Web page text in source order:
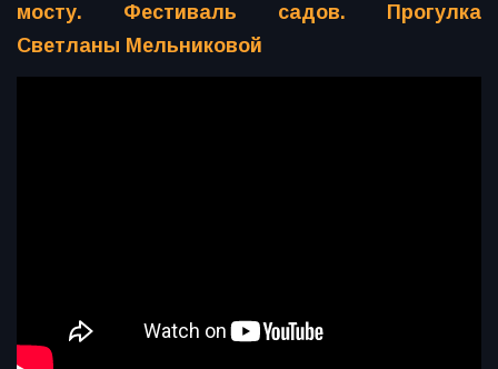
мосту. Фестиваль садов. Прогулка
Светланы Мельниковой